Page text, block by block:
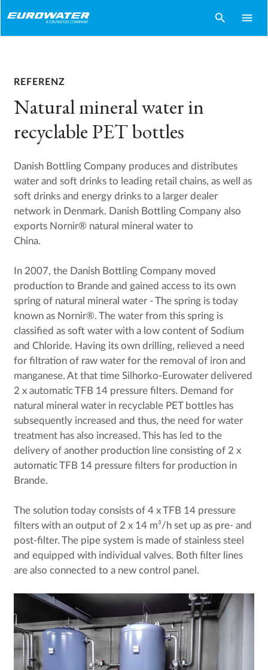
search menu
REFERENZ
Natural mineral water in
recyclable PET bottles
Danish Bottling Company produces and distributes
water and soft drinks to leading retail chains, as well as
soft drinks and energy drinks to a larger dealer
network in Denmark. Danish Bottling Company also
exports Nornir® natural mineral water to
China.
In 2007, the Danish Bottling Company moved
production to Brande and gained access to its own
spring of natural mineral water - The spring is today
known as Nornir®. The water from this spring is
classified as soft water with a low content of Sodium
and Chloride. Having its own drilling, relieved a need
for filtration of raw water for the removal of iron and
manganese. At that time Silhorko-Eurowater delivered
2 x automatic TFB 14 pressure filters. Demand for
natural mineral water in recyclable PET bottles has
subsequently increased and thus, the need for water
treatment has also increased. This has led to the
delivery of another production line consisting of 2 x
automatic TFB 14 pressure filters for production in
Brande.
The solution today consists of 4 x TFB 14 pressure
filters with an output of 2 x 14 m³/h set up as pre- and
post-filter. The pipe system is made of stainless steel
and equipped with individual valves. Both filter lines
are also connected to a new control panel.